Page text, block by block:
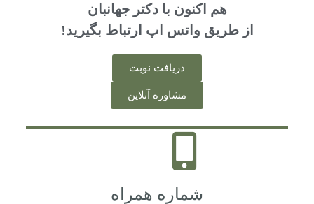
هم اکنون با دکتر جهانبان
از طریق واتس اپ ارتباط بگیرید!
دریافت نوبت
مشاوره آنلاین
شماره همراه